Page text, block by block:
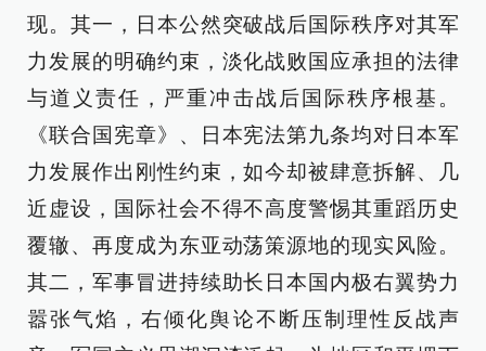
现。其一，日本公然突破战后国际秩序对其军
力发展的明确约束，淡化战败国应承担的法律
与道义责任，严重冲击战后国际秩序根基。
《联合国宪章》、日本宪法第九条均对日本军
力发展作出刚性约束，如今却被肆意拆解、几
近虚设，国际社会不得不高度警惕其重蹈历史
覆辙、再度成为东亚动荡策源地的现实风险。
其二，军事冒进持续助长日本国内极右翼势力
嚣张气焰，右倾化舆论不断压制理性反战声